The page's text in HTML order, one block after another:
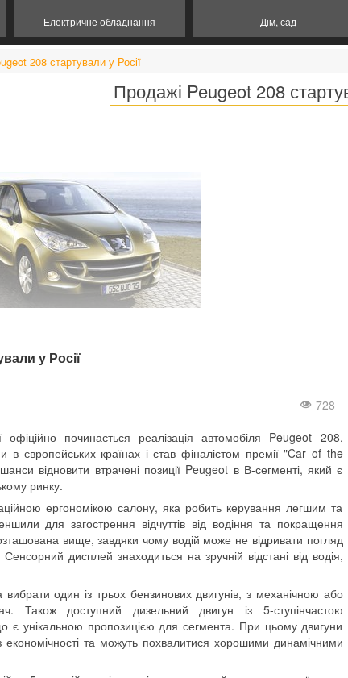
Електричне обладнання Дім, сад
208 стартували у Росії
Продажі Peugeot 208
у Росії
728
починається реалізація автомобіля Peugeot 208,
в європейських країнах і став фіналістом премії "Car of the
відновити втрачені позиції Peugeot в В-сегменті, який є
ринку.
ергономікою салону, яка робить керування легшим та
для загострення відчуттів від водіння та покращення
вище, завдяки чому водій може не відривати погляд
дисплей знаходиться на зручній відстані від водія,
один із трьох бензинових двигунів, з механічною або
Також доступний дизельний двигун із 5-ступінчастою
є унікальною пропозицією для сегмента. При цьому двигуни
економічності та можуть похвалитися хорошими динамічними